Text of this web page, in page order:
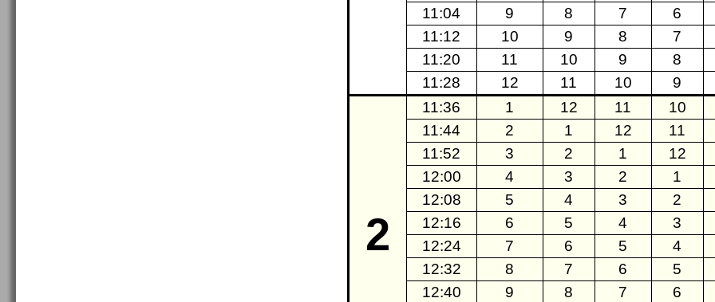
11:04
9 8 7 6
11:12
10 9 8 7
11:20
11 10 9 8
11:28
12 11 10 9
2
11:36 1 12 11 10
11:44
2 1 12 11
11:52
3 2 1 12
12:00
4 3 2 1
12:08
5 4 3 2
12:16
6 5 4 3
12:24
7 6 5 4
12:32
8 7 6 5
12:40
9 8 7 6